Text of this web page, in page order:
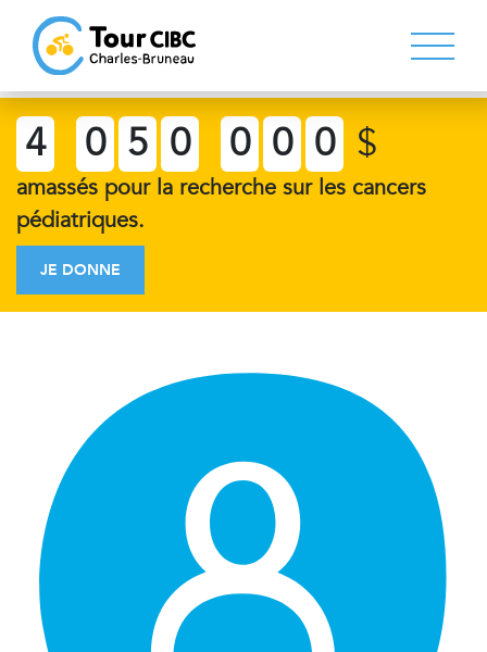
4 0 5 0 0 0 0 $
amassés pour la recherche sur les cancers
pédiatriques.
JE DONNE